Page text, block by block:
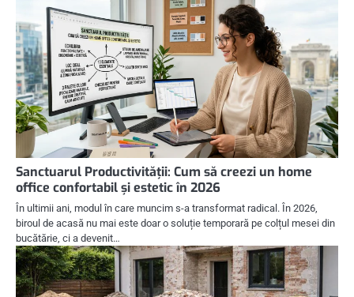
Sanctuarul Productivității: Cum să creezi un home
office confortabil și estetic în 2026
În ultimii ani, modul în care muncim s-a transformat radical. În 2026,
biroul de acasă nu mai este doar o soluție temporară pe colțul mesei din
bucătărie, ci a devenit…